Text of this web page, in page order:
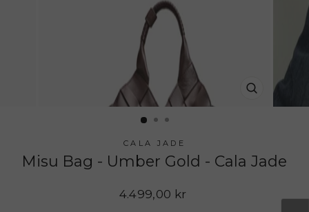
(ESC)
CALA JADE
Misu Bag - Umber Gold - Cala Jade
Normalpris
4.499,00 kr